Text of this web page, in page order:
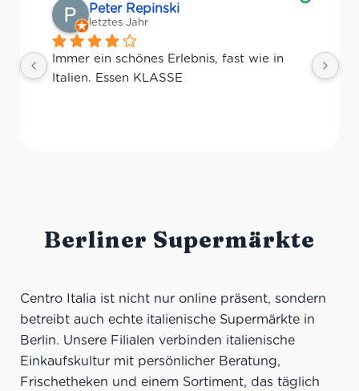
Matze
letztes Jahr
Berliner Supermärkte
Centro Italia ist nicht nur online präsent, sondern
betreibt auch echte italienische Supermärkte in
Berlin. Unsere Filialen verbinden italienische
Einkaufskultur mit persönlicher Beratung,
Frischetheken und einem Sortiment, das täglich